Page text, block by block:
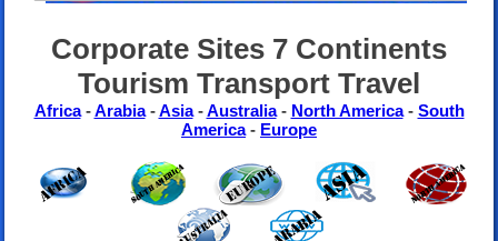
Corporate Sites 7 Continents
Tourism Transport Travel
Africa-Arabia-Asia-Australia- North America- South
America- Europe